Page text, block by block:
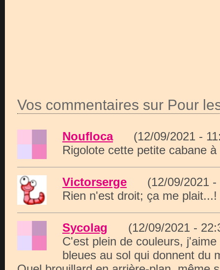
Vos commentaires sur Pour
Noufloca(12/09/2021 -
Rigolote cette petite cabane
Victorserge (12/09/2021
Rien n'est droit; ça me plait...!
Sycolag (12/09/2021 -
C'est plein de couleurs,
bleues au sol qui donnent du